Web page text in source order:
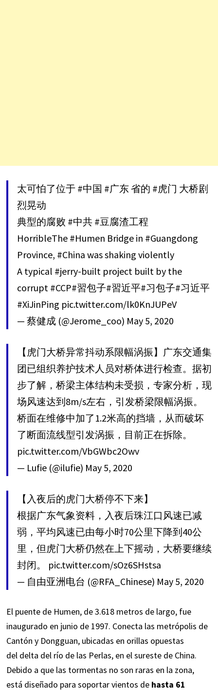
太可怕了位于 #中国 #广东省的 #虎门 大桥剧
烈晃动
典型的腐败 #中共 #豆腐渣工程
HorribleThe #Humen Bridge in #Guangdong
Province, #China was shaking violently
A typical #jerry-built project built by the
corrupt #CCP#習包子#習近平#习包子#习近平
#XiJinPing pic.twitter.com/lk0KnJUPeV
— 蔡健成 (@Jerome_coo) May 5, 2020
【虎门大桥异常抖动系限幅涡振】广东交通集
团已组织养护技术人员对桥体进行检查。据初
步了解，桥梁主体结构未受损，专家分析，现
场风速达到8m/s左右，引发桥梁限幅涡振。
桥面在维修中加了1.2米高的挡墙，从而破坏
了断面流线型引发涡振，目前正在拆除。
pic.twitter.com/VbGWbc2Owv
— Lufie (@ilufie) May 5, 2020
【入夜后的虎门大桥停不下来】
根据广东气象资料，入夜后珠江口风速已减
弱，平均风速已由每小时70公里下降到40公
里，但虎门大桥仍然在上下摇动，大桥要继续
封闭。 pic.twitter.com/sOz6SHstsa
— 自由亚洲电台 (@RFA_Chinese) May 5, 2020
El puente de Humen, de 3.618 metros de largo, fue
inaugurado en junio de 1997. Conecta las metrópolis de
Cantón y Dongguan, ubicadas en orillas opuestas
del delta del río de las Perlas, en el sureste de China.
Debido a que las tormentas no son raras en la zona,
está diseñado para soportar vientos de hasta 61